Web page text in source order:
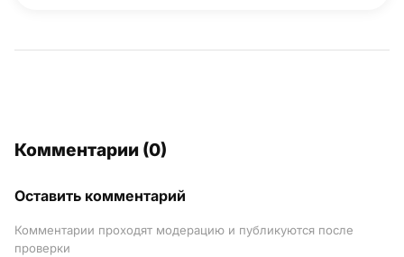
Комментарии (0)
Оставить комментарий
Комментарии проходят модерацию и публикуются после
проверки